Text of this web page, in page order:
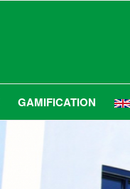
GAMIFICATION